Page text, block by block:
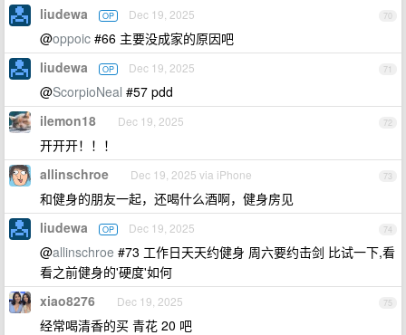
70
liudewa OP Dec 19, 2025
@oppoic #66 主要没成家的原因吧
71
liudewa OP Dec 19, 2025
@ScorpioNeal #57 pdd
72
ilemon18 Dec 19, 2025
开开开！！！
73
allinschroe Dec 19, 2025 via iPhone
和健身的朋友一起，还喝什么酒啊，健身房见
74
liudewa OP Dec 19, 2025
@allinschroe #73 工作日天天约健身 周六要约击剑 比试一下,看
看之前健身的'硬度'如何
75
xiao8276 Dec 19, 2025
经常喝清香的买 青花 20 吧